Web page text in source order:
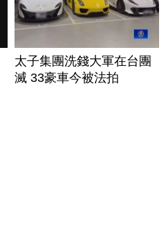
太子集團洗錢大軍在台團
滅 33豪車今被法拍